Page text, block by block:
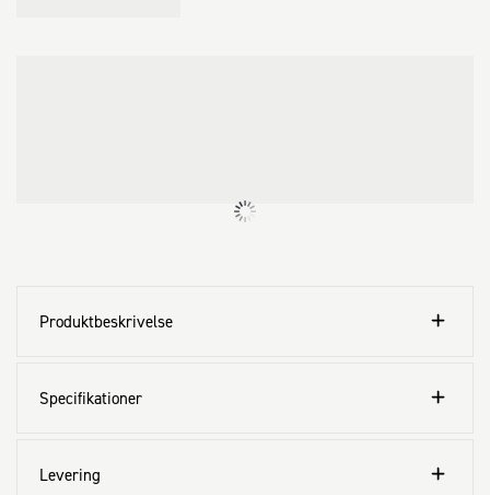
Produktbeskrivelse
Specifikationer
Levering